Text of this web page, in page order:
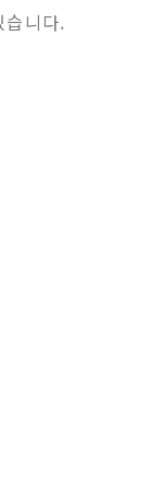
습니다.